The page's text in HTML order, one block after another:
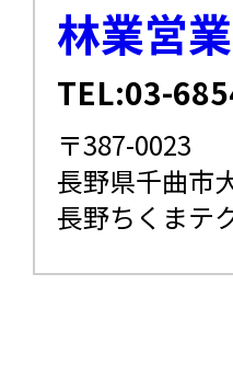
林業営
TEL:03-
〒387-0023
長野県千曲市
長野ちくまテ